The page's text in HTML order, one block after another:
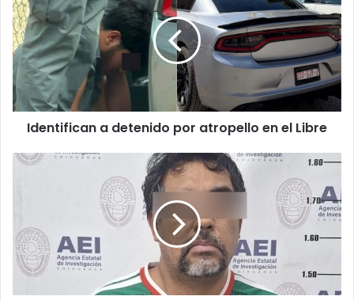
detenido
por
atropello
en
el
Libre
Identifican a detenido por atropello en el Libre
Ya
partido;
capturaron
sujeto
buscado